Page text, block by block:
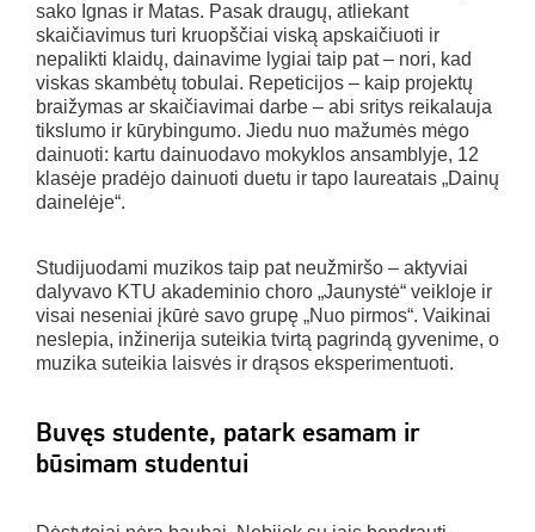
sako Ignas ir Matas. Pasak draugų, atliekant
skaičiavimus turi kruopščiai viską apskaičiuoti ir
nepalikti klaidų, dainavime lygiai taip pat – nori, kad
viskas skambėtų tobulai. Repeticijos – kaip projektų
braižymas ar skaičiavimai darbe – abi sritys reikalauja
tikslumo ir kūrybingumo. Jiedu nuo mažumės mėgo
dainuoti: kartu dainuodavo mokyklos ansamblyje, 12
klasėje pradėjo dainuoti duetu ir tapo laureatais „Dainų
dainelėje“.
Studijuodami muzikos taip pat neužmiršo – aktyviai
dalyvavo KTU akademinio choro „Jaunystė“ veikloje ir
visai neseniai įkūrė savo grupę „Nuo pirmos“. Vaikinai
neslepia, inžinerija suteikia tvirtą pagrindą gyvenime, o
muzika suteikia laisvės ir drąsos eksperimentuoti.
Buvęs studente, patark esamam ir
būsimam studentui